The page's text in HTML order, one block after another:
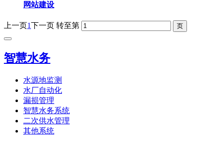
网站建设
上一页 1 下一页 转至第
智慧水务
水源地监测
水厂自动化
漏损管理
智慧水务系统
二次供水管理
其他系统